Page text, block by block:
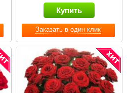
Заказать в один клик
Купить